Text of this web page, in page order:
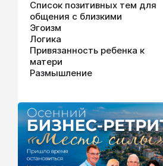
Список позитивных тем для
общения с близкими
Эгоизм
Логика
Привязанность ребенка к
матери
Размышление